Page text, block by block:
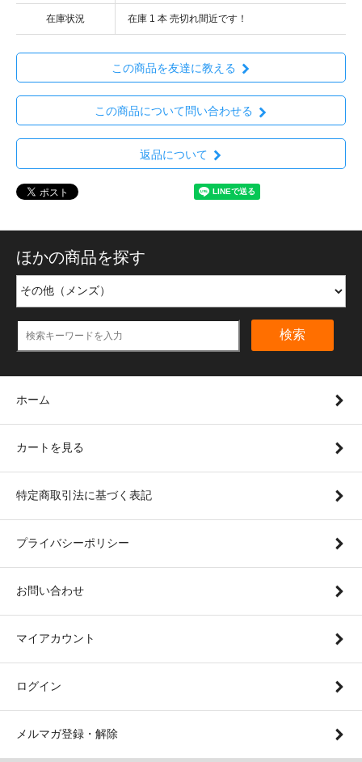
在庫状況 在庫 1 本 売切れ間近です！
この商品を友達に教える
この商品について問い合わせる
返品について
ほかの商品を探す
検索
ホーム
カートを見る
特定商取引法に基づく表記
プライバシーポリシー
お問い合わせ
マイアカウント
ログイン
メルマガ登録・解除